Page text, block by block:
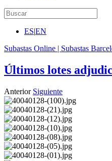
ES|EN
Subastas Online | Subastas
Últimos lotes
Anterior Siguiente